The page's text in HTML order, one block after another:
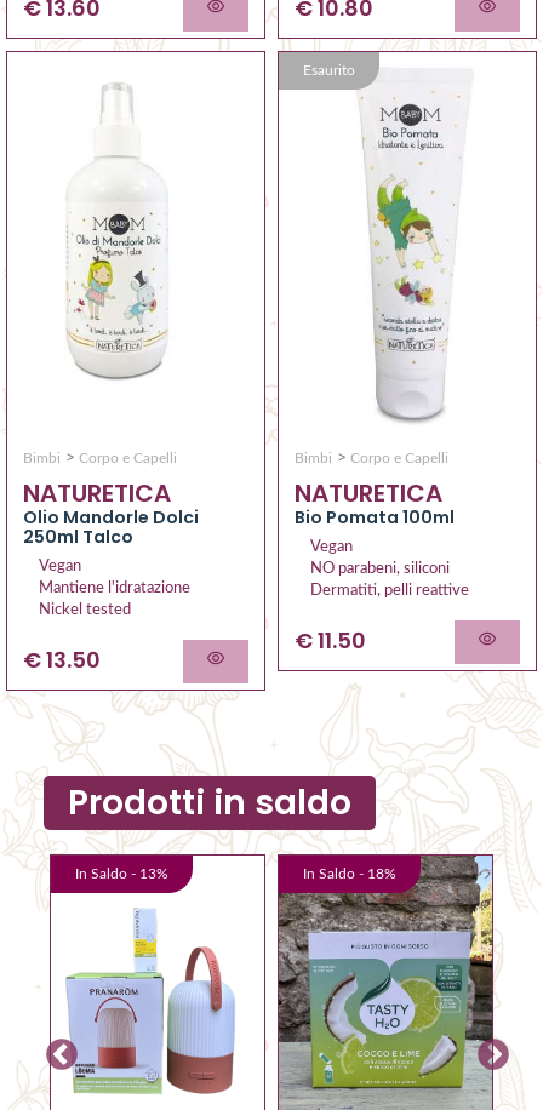
€ 13.60 € 10.80
Bimbi > Corpo e Capelli
NATURETICA
Olio Mandorle Dolci
250ml Talco
Vegan
Mantiene l'idratazione
Nickel tested
€ 13.50
Esaurito
Bimbi > Corpo e Capelli
NATURETICA
Bio Pomata 100ml
Vegan
NO parabeni, siliconi
Dermatiti, pelli reattive
€ 11.50
Prodotti in saldo
In Saldo - 13% In Saldo - 18%